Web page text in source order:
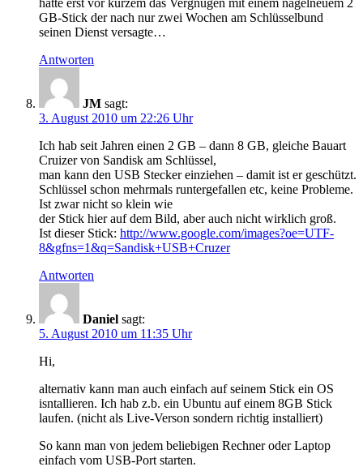
hatte erst vor kurzem das Vergnügen mit einem nagelneuem 2
GB-Stick der nach nur zwei Wochen am Schlüsselbund
seinen Dienst versagte…
Antworten
JM sagt:
3. August 2010 um 22:26 Uhr
Ich hab seit Jahren einen 2 GB – dann 8 GB, gleiche Bauart
Cruizer von Sandisk am Schlüssel,
man kann den USB Stecker einziehen – damit ist er geschützt.
Schlüssel schon mehrmals runtergefallen etc, keine Probleme.
Ist zwar nicht so klein wie
der Stick hier auf dem Bild, aber auch nicht wirklich groß.
Ist dieser Stick: http://www.google.com/images?oe=UTF-
8&gfns=1&q=Sandisk+USB+Cruzer
Antworten
Daniel sagt:
5. August 2010 um 11:35 Uhr
Hi,
alternativ kann man auch einfach auf seinem Stick ein OS
isntallieren. Ich hab z.b. ein Ubuntu auf einem 8GB Stick
laufen. (nicht als Live-Verson sondern richtig installiert)
So kann man von jedem beliebigen Rechner oder Laptop
einfach vom USB-Port starten.